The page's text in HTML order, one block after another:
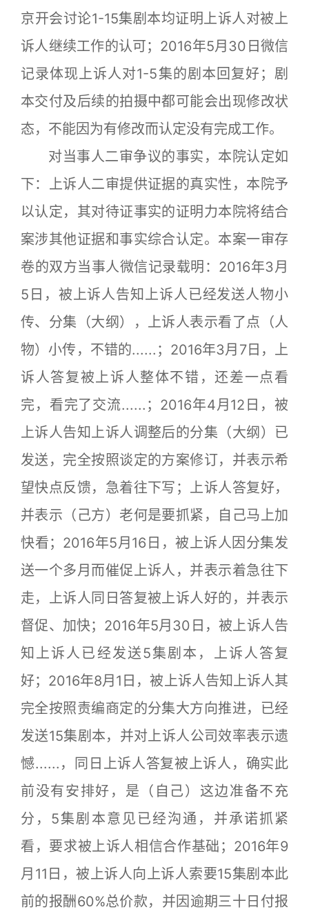
京开会讨论1-15集剧本均证明上诉人对被上
诉人继续工作的认可；2016年5月30日微信
记录体现上诉人对1-5集的剧本回复好；剧
本交付及后续的拍摄中都可能会出现修改状
态，不能因为有修改而认定没有完成工作。
对当事人二审争议的事实，本院认定如
下：上诉人二审提供证据的真实性，本院予
以认定，其对待证事实的证明力本院将结合
案涉其他证据和事实综合认定。本案一审存
卷的双方当事人微信记录载明：2016年3月
5日，被上诉人告知上诉人已经发送人物小
传、分集（大纲），上诉人表示看了点（人
物）小传，不错的......；2016年3月7日，上
诉人答复被上诉人整体不错，还差一点看
完，看完了交流......；2016年4月12日，被
上诉人告知上诉人调整后的分集（大纲）已
发送，完全按照谈定的方案修订，并表示希
望快点反馈，急着往下写；上诉人答复好，
并表示（己方）老何是要抓紧，自己马上加
快看；2016年5月16日，被上诉人因分集发
送一个多月而催促上诉人，并表示着急往下
走，上诉人同日答复被上诉人好的，并表示
督促、加快；2016年5月30日，被上诉人告
知上诉人已经发送5集剧本，上诉人答复
好；2016年8月1日，被上诉人告知上诉人其
完全按照责编商定的分集大方向推进，已经
发送15集剧本，并对上诉人公司效率表示遗
憾......，同日上诉人答复被上诉人，确实此
前没有安排好，是（自己）这边准备不充
分，5集剧本意见已经沟通，并承诺抓紧
看，要求被上诉人相信合作基础；2016年9
月11日，被上诉人向上诉人索要15集剧本此
前的报酬60%总价款，并因逾期三十日付报